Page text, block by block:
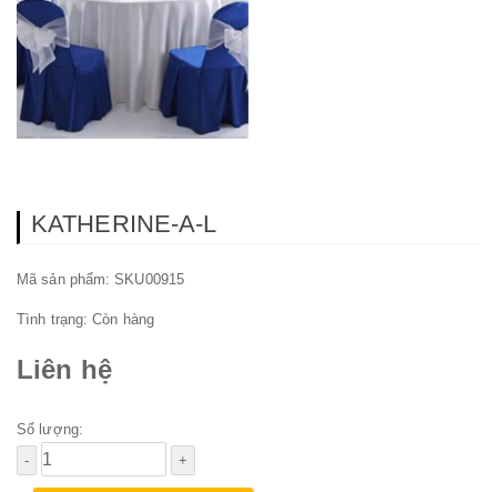
KATHERINE-A-L
Mã sản phẩm: SKU00915
Tình trạng:Còn hàng
Liên hệ
Số lượng: